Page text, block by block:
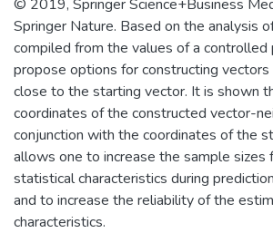
территории
предприятия
«Росатом»:
(филиал АО «Концерн
«Ростовская атомная
филиал АО
Ростовский филиал
«Атомтехэнерго»),
© 2019, Springer Science+Business
Springer Nature. Based on the analysis
compiled from the values of a controlled
propose options for constructing
close to the starting vector. It is shown
coordinates of the constructed vector-
conjunction with the coordinates of the
allows one to increase the sample sizes
statistical characteristics during
and to increase the reliability of the
characteristics.